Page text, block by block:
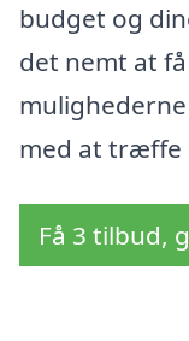
budget og
det nemt at
med at træffe
Få 3 tilbud,